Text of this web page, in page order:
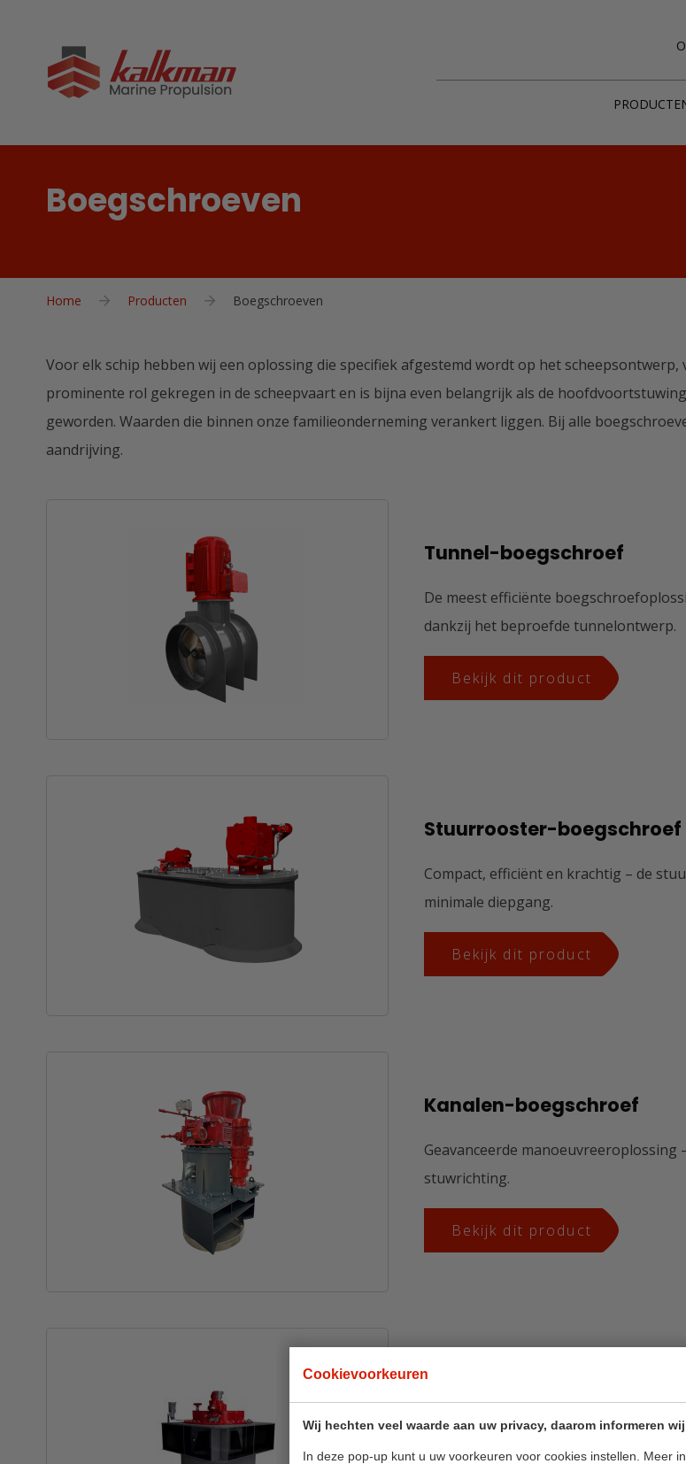
Cookievoorkeuren
Wij hechten veel waarde aan uw privacy, daarom informeren
In deze pop-up kunt u uw voorkeuren voor cookies instellen. Meer
Boegschroeven
Home Producten Boegschroeven
Voor elk schip hebben wij een oplossing die specifiek afgestemd wordt op het
prominente rol gekregen in de scheepvaart en is bijna even belangrijk als de
geworden. Waarden die binnen onze familieonderneming verankert liggen. Bij alle
aandrijving.
Tunnel-boegschroef
De meest efficiënte
dankzij het beproefde tunnelontwerp.
Bekijk dit product
Stuurrooster-boegschroef
Compact, efficiënt en krachtig – de
minimale diepgang.
Bekijk dit product
Kanalen-boegschroef
Geavanceerde manoeuvreeroplossing
stuwrichting.
Bekijk dit product
Smart-Steer Boegschroef
Richtbare stuwkracht via